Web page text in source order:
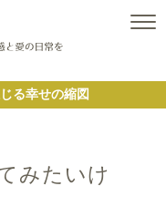
る幸せの縮図
みたいけ